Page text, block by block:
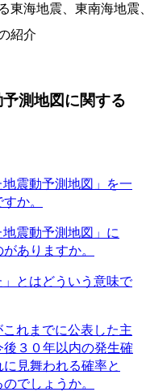
東海地震、東南海地震
測地図に関する
震動予測地図」を一
か。
震動予測地図」に
ありますか。
とはどういう意味で
れまでに公表した主
３０年以内の発生確
見舞われる確率と
でしょうか。